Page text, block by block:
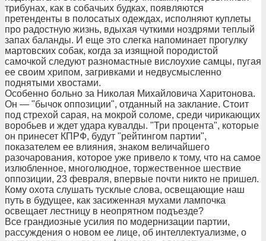
трибунах, как в собачьих будках, появляются
претенденты в полосатых одеждах, исполняют куплеты
про радостную жизнь, вдыхая чуткими ноздрями теплый
запах баланды. И еще это слегка напоминает прогулку
мартовских собак, когда за изящной породистой
самочкой следуют разномастные вислоухие самцы, пугая
ее своим хрипом, загривками и недвусмысленно
поднятыми хвостами.
Особенно больно за Николая Михайловича Харитонова.
Он — "бычок оппозиции", отданный на заклание. Стоит
под стрехой сарая, на мокрой соломе, среди чирикающих
воробьев и ждет удара кувалды. "Три процента", которые
он принесет КПРФ, будут "рейтингом партии",
показателем ее влияния, знаком величайшего
разочарования, которое уже привело к тому, что на самое
излюбленное, многолюдное, торжественное шествие
оппозиции, 23 февраля, впервые почти никто не пришел.
Кому охота слушать тусклые слова, освещающие наш
путь в будущее, как засиженная мухами лампочка
освещает лестницу в неопрятном подъезде?
Все грандиозные усилия по модернизации партии,
рассуждения о новом ее лице, об интеллектуализме, о